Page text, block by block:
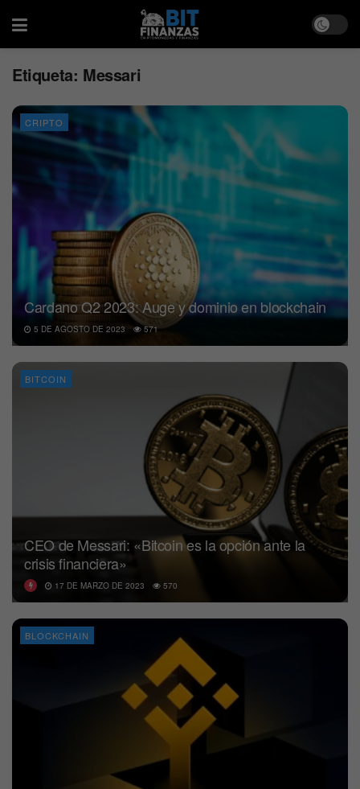
Etiqueta: Messari
CRIPTO
Cardano Q2 2023: Auge y dominio en blockchain
5 DE AGOSTO DE 2023 571
BITCOIN
CEO de Messari: «Bitcoin es la opción ante la
crisis financiera»
17 DE MARZO DE 2023 570
BLOCKCHAIN